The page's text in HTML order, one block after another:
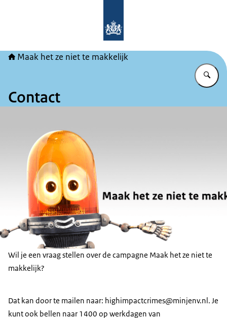
Maak het ze niet te makkelijk
Contact
Wil je een vraag stellen over de campagne Maak het ze niet te
makkelijk?
Dat kan door te mailen naar: highimpactcrimes@minjenv.nl. Je
kunt ook bellen naar 1400 op werkdagen van